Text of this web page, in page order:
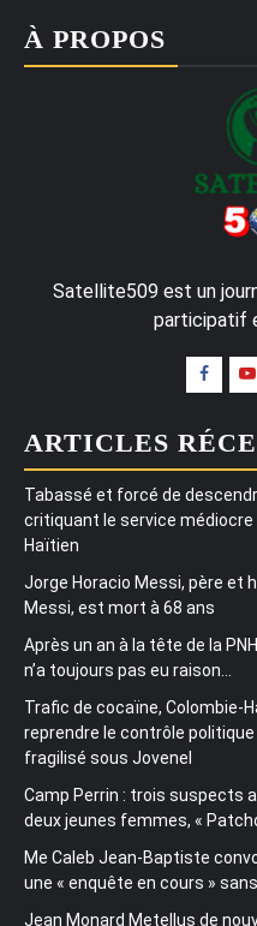
À PROPOS
Satellite509 est un
participatif
ARTICLES
Tabassé et forcé de
critiquant le service médiocre
Haïtien
Jorge Horacio Messi, père et
Messi, est mort à 68 ans
Après un an à la tête de la
n’a toujours pas eu raison…
Trafic de cocaïne, Colombie-
reprendre le contrôle
fragilisé sous Jovenel
Camp Perrin : trois suspects
deux jeunes femmes, «
Me Caleb Jean-Baptiste
une « enquête en cours »
Jean Monard Metellus de